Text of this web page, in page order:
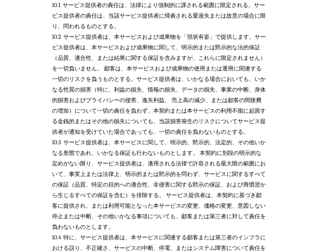
10.1 サービス提供者の責任は、法律により強制的に課される範囲に限定される。サー
ビス提供者の責任は、当該サービス提供者に帰責される重過失または故意の場合に限
り、問われるものとする。
10.2 サービス提供者は、本サービスおよび成果物を「現状有姿」で提供します。サー
ビス提供者は、本サービスおよび成果物に関して、明示的または黙示的な法的保証
（品質、適合性、または結果に関する保証を含みますが、これらに限定されません）
を一切負いません。 顧客は、本サービスおよび成果物の使用または運用に関連する
一切のリスクを負うものとする。サービス提供者は、いかなる場合においても、いか
なる性質の損害（特に、利益の損失、情報の損失、データの損失、事業の中断、身体
的損害およびプライバシーの侵害、逸失利益、 売上高の減少、または顧客の間接費
の増加）について一切の責任を負わず、本契約または本サービスの利用不能に起因す
る金銭的またはその他の損失についても、当該損害発生のリスクについてサービス提
供者が通知を受けていた場合であっても、一切の責任を負わないものとする。
10.3 サービス提供者は、本サービスに関して、明示的、黙示的、法定的、その他いか
なる形態であれ、いかなる保証も行わないものとします。 本契約に別段の明示的な
定めがない限り、サービス提供者は、適用される法律で許容される最大限の範囲にお
いて、事実上または法律上、明示的または黙示的を問わず、サービスに関するすべて
の保証（品質、特定の目的への適合性、非侵害に関する黙示の保証、および商慣習か
ら生じるすべての保証を含む）を排除する。 サービス提供者は、本契約に基づき顧
客に提供され、または利用可能となった本サービスの変更、価格の変更、意図しない
停止または中断、その他いかなる事項についても、顧客または第三者に対して責任を
負わないものとします。
10.4 特に、サービス提供者は、本サービスに関連する顧客または第三者のインフラに
おける誤り、不正確さ、サービスの中断、停電、またはシステム障害について責任を